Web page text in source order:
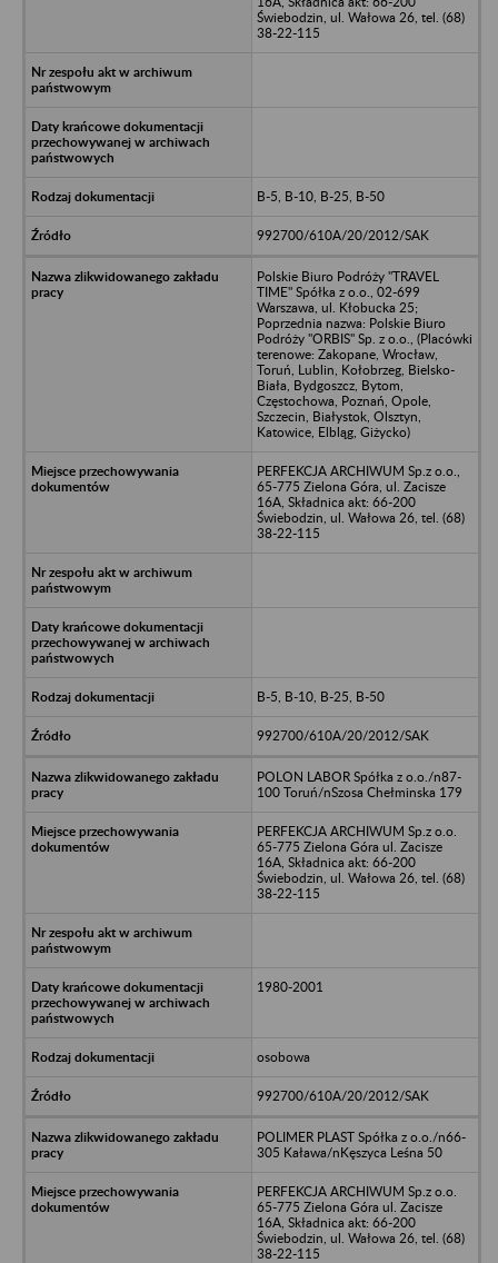
Świebodzin, ul. Wałowa 26, tel. (68)
38-22-115
B-5, B-10, B-25, B-50
992700/610A/20/2012/SAK
Polskie Biuro Podróży "TRAVEL
TIME" Spółka z o.o., 02-699
Warszawa, ul. Kłobucka 25;
Poprzednia nazwa: Polskie Biuro
Podróży "ORBIS" Sp. z o.o., (Placówki
terenowe: Zakopane, Wrocław,
Toruń, Lublin, Kołobrzeg, Bielsko-
Biała, Bydgoszcz, Bytom,
Częstochowa, Poznań, Opole,
Szczecin, Białystok, Olsztyn,
Katowice, Elbląg, Giżycko)
PERFEKCJA ARCHIWUM Sp.z o.o.,
65-775 Zielona Góra, ul. Zacisze
16A, Składnica akt: 66-200
Świebodzin, ul. Wałowa 26, tel. (68)
38-22-115
B-5, B-10, B-25, B-50
992700/610A/20/2012/SAK
POLON LABOR Spółka z o.o./n87-
100 Toruń/nSzosa Chełminska 179
PERFEKCJA ARCHIWUM Sp.z o.o.
65-775 Zielona Góra ul. Zacisze
16A, Składnica akt: 66-200
Świebodzin, ul. Wałowa 26, tel. (68)
38-22-115
1980-2001
osobowa
992700/610A/20/2012/SAK
POLIMER PLAST Spółka z o.o./n66-
305 Kaława/nKęszyca Leśna 50
PERFEKCJA ARCHIWUM Sp.z o.o.
65-775 Zielona Góra ul. Zacisze
16A, Składnica akt: 66-200
Świebodzin, ul. Wałowa 26, tel. (68)
38-22-115